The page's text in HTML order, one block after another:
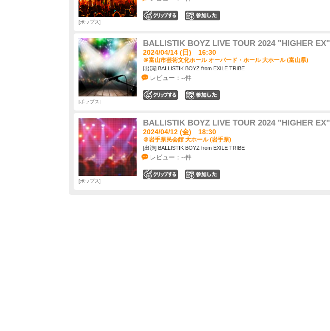
ポップス
BALLISTIK BOYZ LIVE TOUR 2024 "HIGHER EX"
2024/04/14 (日) 16:30
＠富山市芸術文化ホール オーバード・ホール 大ホール (富山県)
[出演] BALLISTIK BOYZ from EXILE TRIBE
レビュー：--件
ポップス
BALLISTIK BOYZ LIVE TOUR 2024 "HIGHER EX"
2024/04/12 (金) 18:30
＠岩手県民会館 大ホール (岩手県)
[出演] BALLISTIK BOYZ from EXILE TRIBE
レビュー：--件
ポップス